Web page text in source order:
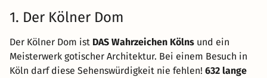
1. Der Kölner Dom
Der Kölner Dom ist DAS Wahrzeichen Kölns und ein
Meisterwerk gotischer Architektur. Bei einem Besuch in
Köln darf diese Sehenswürdigkeit nie fehlen! 632 lange